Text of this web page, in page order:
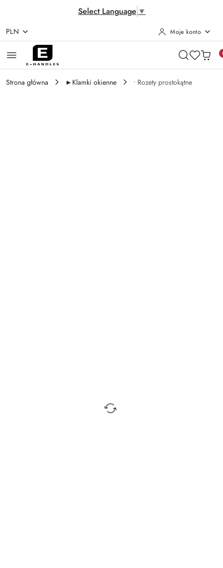
Select Language ▼
Przejdź do treści głównej
Przejdź do wyszukiwarki
Przejdź do moje konto
Przejdź do menu głównego
Przejdź do opisu produktu
Przejdź do stopki
PLN Moje konto
Strona główna ►Klamki okienne • Rozety prostokątne